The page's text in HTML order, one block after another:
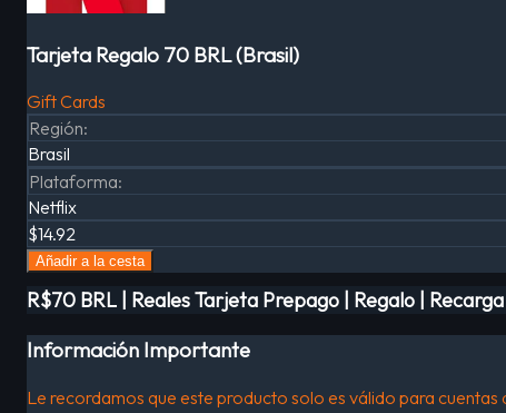
Tarjeta Regalo 70 BRL (Brasil)
Gift Cards
Región:
Brasil
Plataforma:
Netflix
$14.92
Añadir a la cesta
R$70 BRL | Reales Tarjeta Prepago | Regalo |
Información Importante
Le recordamos que este producto solo es válido para cuentas